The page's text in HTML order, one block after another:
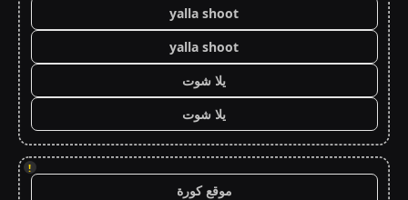
yalla shoot
yalla shoot
يلا شوت
يلا شوت
!
موقع كورة